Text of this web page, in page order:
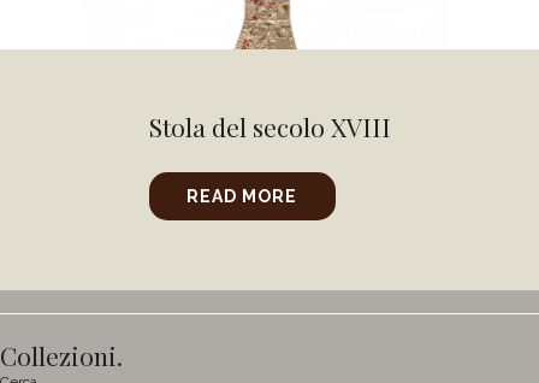
Stola del secolo XVIII
READ MORE
Collezioni.